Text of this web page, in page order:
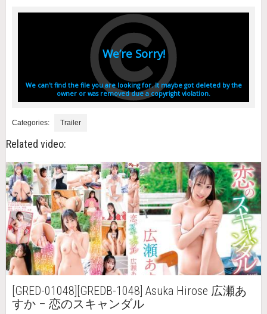
Categories: Trailer
Related video:
[GRED-01048][GREDB-1048] Asuka Hirose 広瀬あ
すか – 恋のスキャンダル